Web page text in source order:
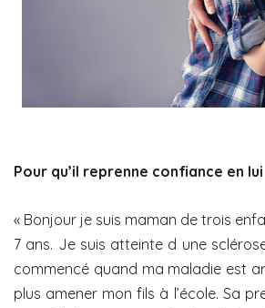
Pour qu’il reprenne confiance en lui
« Bonjour je suis maman de trois
7 ans. Je suis atteinte d une
commencé quand ma maladie est
plus amener mon fils à l’école. Sa